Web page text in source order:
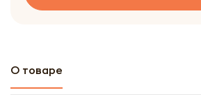
О товаре